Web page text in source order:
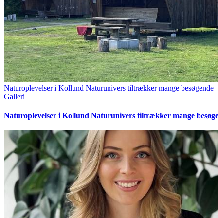
Naturoplevelser i Kollund Naturunivers tiltrækker mange besøgende
Galleri
Naturoplevelser i Kollund Naturunivers tiltrækker mange